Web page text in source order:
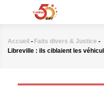
principal
Fil
Accueil - Faits divers & Justice -
Libreville : ils ciblaient les